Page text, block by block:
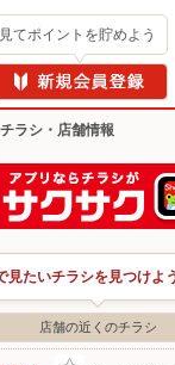
てポイントを貯めよう
ラシ・店舗情報
見たいチラシを見つけよ
店舗の近くのチラシ